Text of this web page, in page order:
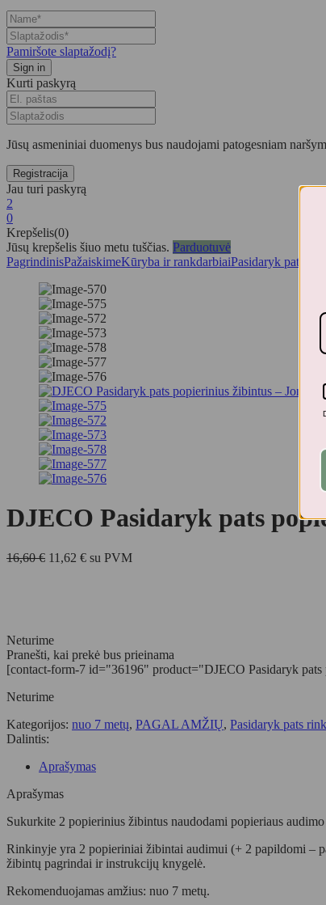
Pamiršote slaptažodį?
Kurti paskyrą
Jūsų asmeniniai duomenys bus naudojami patogesniam
Jau turi paskyrą
2
0
Krepšelis(0)
Jūsų krepšelis šiuo metu tuščias. Parduotuvė
PagrindinisPažaiskimeKūryba ir rankdarbiaiPasidaryk pats
DJECO Pasidaryk pats
16,60€ Original
11,62 €Current
su PVM
Neturime
Pranešti, kai prekė bus prieinama
[contact-form-7 id="36196" product="DJECO Pasidaryk
Neturime
Kategorijos: nuo 7 metų, PAGAL AMŽIŲ, Pasidaryk pats
Dalintis:
Aprašymas
Aprašymas
Sukurkite 2 popierinius žibintus naudodami popieriaus
Rinkinyje yra 2 popieriniai žibintai audimui (+ 2 papildomi –
žibintų pagrindai ir instrukcijų knygelė.
Rekomenduojamas amžius: nuo 7 metų.